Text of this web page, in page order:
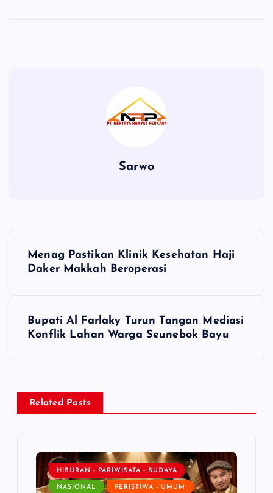
Sarwo
a
v
Menag Pastikan Klinik Kesehatan Haji
Daker Makkah Beroperasi
Bupati Al Farlaky Turun Tangan Mediasi
Konflik Lahan Warga Seunebok Bayu
Related Posts
HIBURAN - PARIWISATA - BUDAYA
NASIONAL PERISTIWA - UMUM